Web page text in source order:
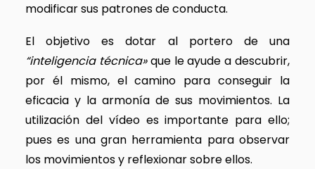
modificar sus patrones de conducta.
El objetivo es dotar al portero de una
“inteligencia técnica»que le ayude a descubrir,
por él mismo, el camino para conseguir la
eficacia y la armonía de sus movimientos. La
utilización del vídeo es importante para ello;
pues es una gran herramienta para observar
los movimientos y reflexionar sobre ellos.